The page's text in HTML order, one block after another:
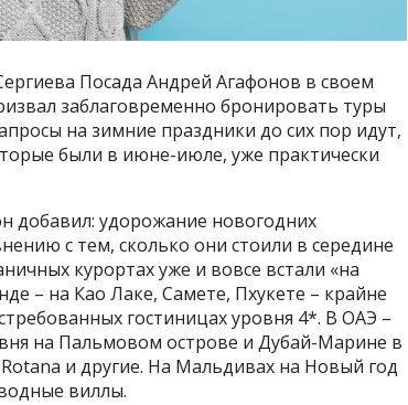
Посада Андрей Агафонов в своем
заблаговременно бронировать туры
на зимние праздники до сих пор идут,
были в июне-июле, уже практически
добавил: удорожание новогодних
с тем, сколько они стоили в середине
курортах уже и вовсе встали «на
– на Као Лаке, Самете, Пхукете – крайне
гостиницах уровня 4*. В ОАЭ –
на Пальмовом острове и Дубай-Марине в
и другие. На Мальдивах на Новый год
виллы.